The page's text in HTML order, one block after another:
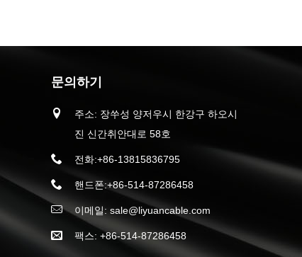
문의하기
주소: 장쑤성 양저우시 한강구 하오시
진 신간취안대로 58호
전화:+86-13815836795
핸드폰:+86-514-87286458
이메일: sale@liyuancable.com
팩스: +86-514-87286458